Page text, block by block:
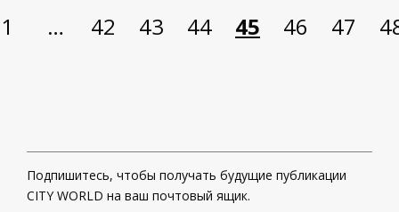
1 … 42 43 44 45 46 47
Подпишитесь, чтобы получать будущие публикации
CITY WORLD на ваш почтовый ящик.